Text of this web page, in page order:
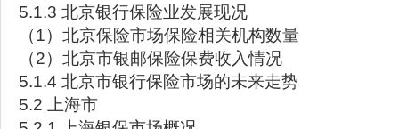
5.1.3 北京银行保险业发展现况
（1）北京保险市场保险相关机构数量
（2）北京市银邮保险保费收入情况
5.1.4 北京市银行保险市场的未来走势
5.2 上海市